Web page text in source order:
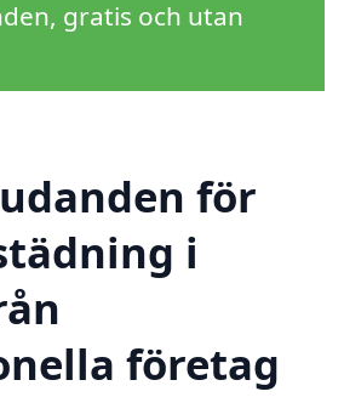
gratis och utan
för
i
företag